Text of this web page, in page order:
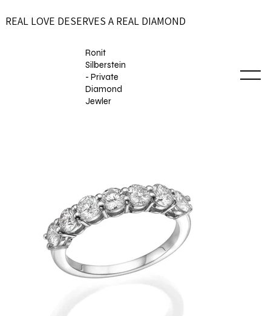
REAL LOVE DESERVES A REAL DIAMOND
Ronit
Silberstein
- Private
Diamond
Jewler